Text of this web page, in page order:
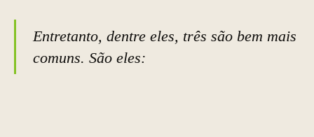
Entretanto, dentre eles, três são bem mais
comuns. São eles: